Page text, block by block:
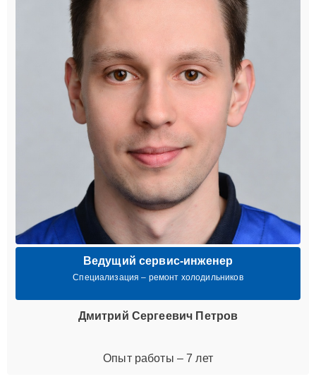
Ведущий сервис-инженер
Специализация – ремонт холодильников
Дмитрий Сергеевич Петров
Опыт работы – 7 лет